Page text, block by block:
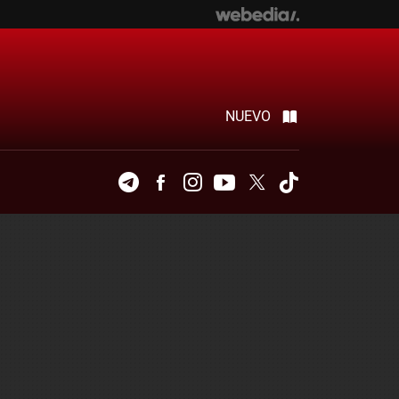
NUEVO
TelegramFacebookInstagramYoutubeTwitter